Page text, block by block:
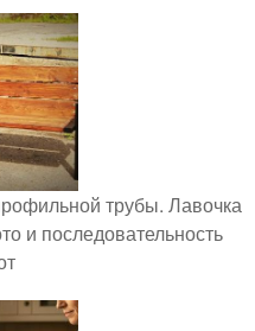
трубы. Лавочка
и последовательность